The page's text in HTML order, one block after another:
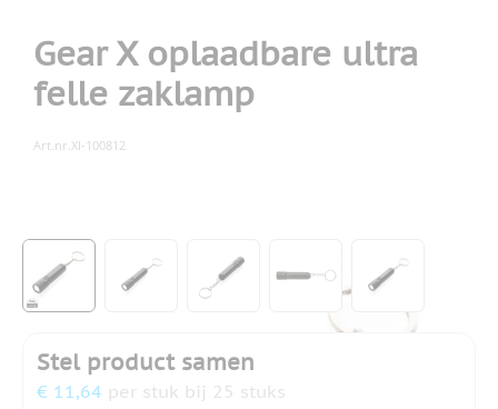
Gear X oplaadbare ultra
felle zaklamp
Art.nr. XI-100812
View larger imageView larger imageView larger image
Stel product samen
€ 11,64 per stuk bij 25 stuks